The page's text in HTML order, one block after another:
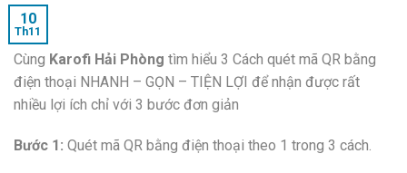
10
Th11
Cùng Karofi Hải Phòng tìm hiểu 3 Cách quét mã QR bằng
điện thoại NHANH – GỌN – TIỆN LỢI để nhận được rất
nhiều lợi ích chỉ với 3 bước đơn giản
Bước 1: Quét mã QR bằng điện thoại theo 1 trong 3 cách.